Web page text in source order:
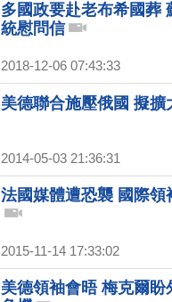
多國政要赴老布希國葬
統慰問信
2018-12-06 07:43:33
美德聯合施壓俄國 擬擴
2014-05-03 21:36:31
法國媒體遭恐襲 國際領
2015-11-14 17:33:02
美德領袖會晤 梅克爾盼